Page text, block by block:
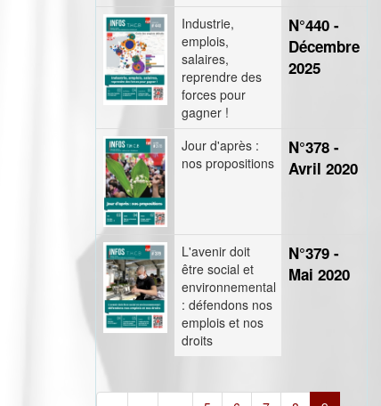
Industrie,
emplois,
salaires,
reprendre des
forces pour
gagner !
N°440 -
Décembre
2025
Jour d'après :
nos propositions
N°378 -
Avril 2020
L'avenir doit
être social et
environnemental
: défendons nos
emplois et nos
droits
N°379 -
Mai 2020